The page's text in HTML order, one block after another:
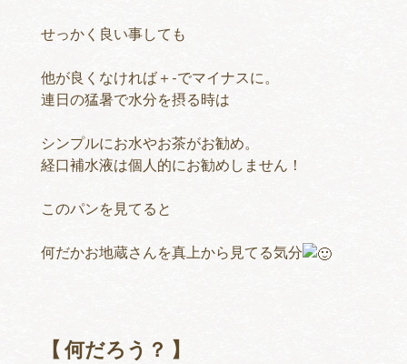
せっかく良い事しても
他が良くなければ＋-でマイナスに。
連日の猛暑で水分を摂る時は
シンプルにお水やお茶がお勧め。
経口補水液は個人的にお勧めしません！
このパンを見てると
何だかお地蔵さんを真上から見てる気分
【 何だろう？ 】